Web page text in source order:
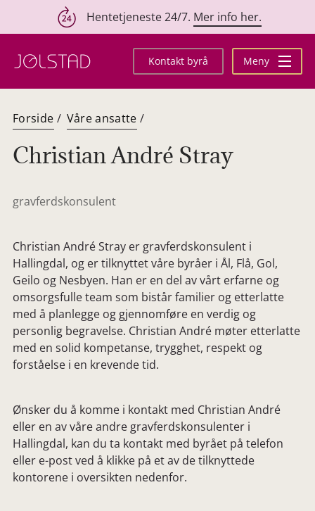
innhold
Hentetjeneste 24/7. Mer info her.
Kontakt byrå Meny
Forside / Våre ansatte /
Christian André Stray
gravferdskonsulent
Christian André Stray er gravferdskonsulent i
Hallingdal, og er tilknyttet våre byråer i Ål, Flå, Gol,
Geilo og Nesbyen. Han er en del av vårt erfarne og
omsorgsfulle team som bistår familier og etterlatte
med å planlegge og gjennomføre en verdig og
personlig begravelse. Christian André møter etterlatte
med en solid kompetanse, trygghet, respekt og
forståelse i en krevende tid.
Ønsker du å komme i kontakt med Christian André
eller en av våre andre gravferdskonsulenter i
Hallingdal, kan du ta kontakt med byrået på telefon
eller e-post ved å klikke på et av de tilknyttede
kontorene i oversikten nedenfor.